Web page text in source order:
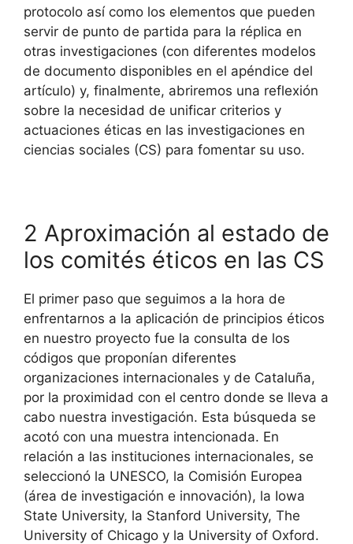
protocolo así como los elementos que pueden
servir de punto de partida para la réplica en
otras investigaciones (con diferentes modelos
de documento disponibles en el apéndice del
artículo) y, finalmente, abriremos una reflexión
sobre la necesidad de unificar criterios y
actuaciones éticas en las investigaciones en
ciencias sociales (CS) para fomentar su uso.
2 Aproximación al estado de
los comités éticos en las CS
El primer paso que seguimos a la hora de
enfrentarnos a la aplicación de principios éticos
en nuestro proyecto fue la consulta de los
códigos que proponían diferentes
organizaciones internacionales y de Cataluña,
por la proximidad con el centro donde se lleva a
cabo nuestra investigación. Esta búsqueda se
acotó con una muestra intencionada. En
relación a las instituciones internacionales, se
seleccionó la UNESCO, la Comisión Europea
(área de investigación e innovación), la Iowa
State University, la Stanford University, The
University of Chicago y la University of Oxford.